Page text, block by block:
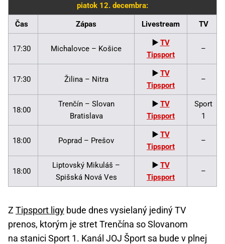
piatok 12. decembra:
Čas Zápas Livestream TV
17:30 Michalovce – Košice
▶️ TV
Tipsport
–
17:30 Žilina – Nitra
▶️ TV
Tipsport
–
18:00
Trenčín – Slovan
Bratislava
▶️ TV
Tipsport
Sport
1
18:00 Poprad – Prešov
▶️ TV
Tipsport
–
18:00
Liptovský Mikuláš –
Spišská Nová Ves
▶️ TV
Tipsport
–
Z Tipsport ligy bude dnes vysielaný jediný TV
prenos, ktorým je stret Trenčína so Slovanom
na stanici Sport 1. Kanál JOJ Šport sa bude v plnej